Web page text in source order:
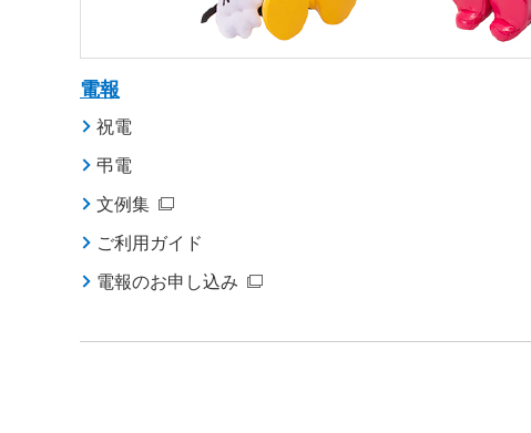
電報
祝電
弔電
文例集
ご利用ガイド
電報のお申し込み